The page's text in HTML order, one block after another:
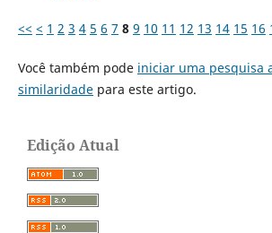
<< < 1 2 3 4 5 6 7 8 9 10 11 12 13 14 15 16
Você também pode iniciar uma pesquisa
similaridadepara este artigo.
Edição Atual